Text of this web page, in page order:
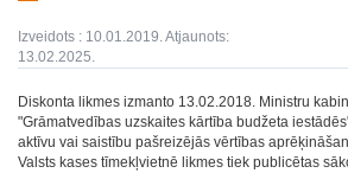
Izveidots : 10.01.2019. Atjaunots:
13.02.2025.
Diskonta likmes izmanto 13.02.2018. Ministru
"Grāmatvedības uzskaites kārtība budžeta
aktīvu vai saistību pašreizējās vērtības
Valsts kases tīmekļvietnē likmes tiek publicētas